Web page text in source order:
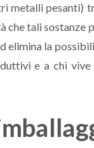
metalli pesanti)
tali sostanze
la
e a chi